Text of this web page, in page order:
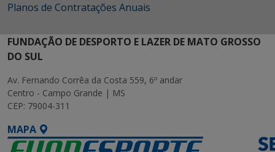
Planos de Contratações Anuais
FUNDAÇÃO DE DESPORTO E LAZER DE MATO GROSSO
DO SUL
Av. Fernando Corrêa da Costa 559, 6º andar
Centro - Campo Grande | MS
CEP: 79004-311
MAPA